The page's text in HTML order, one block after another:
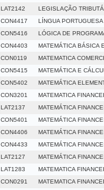
LAT2142
LEGISLAÇÃO
CON4417
LÍNGUA PORTUGUESA
CON5416
LÓGICA DE
CON4403
MATEMÁTICA BÁSICA
CON0119
MATEMATICA
CON5415
MATEMÁTICA E
CON5402
MATEMÁTICA
CON3201
MATEMATICA
LAT2137
MATEMÁTICA
CON5401
MATEMÁTICA
CON4406
MATEMÁTICA
CON4433
MATEMÁTICA
LAT2127
MATEMÁTICA
LAT1283
MATEMATICA
CON0291
MATEMATICA